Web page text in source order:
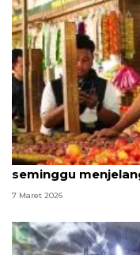
Pemerintah tahan
seminggu
7 Maret 2026